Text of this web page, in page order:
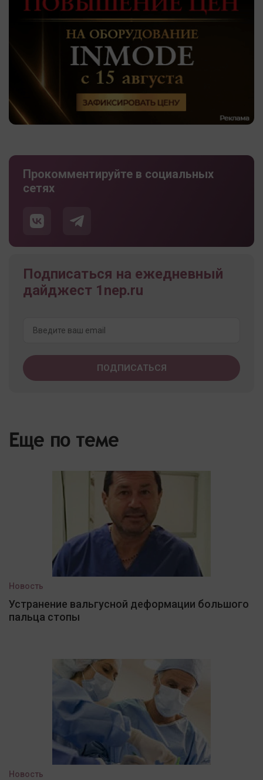
Прокомментируйте в социальных
сетях
Подписаться на ежедневный
дайджест 1nep.ru
Еще по теме
Новость
Устранение вальгусной деформации большого
пальца стопы
Новость